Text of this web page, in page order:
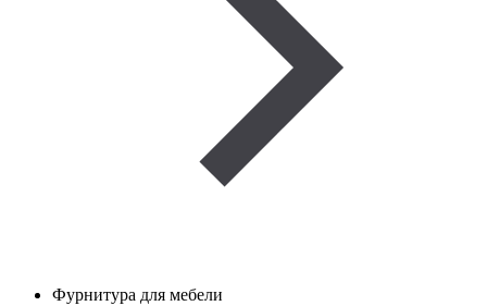
Фурнитура для мебели